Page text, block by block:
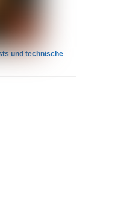
und technische